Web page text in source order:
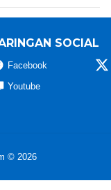
SOCIAL
Facebook
Youtube
© 2026